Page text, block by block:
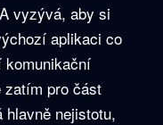
vyzývá, aby si
aplikaci co
komunikační
zatím pro část
hlavně nejistotu,